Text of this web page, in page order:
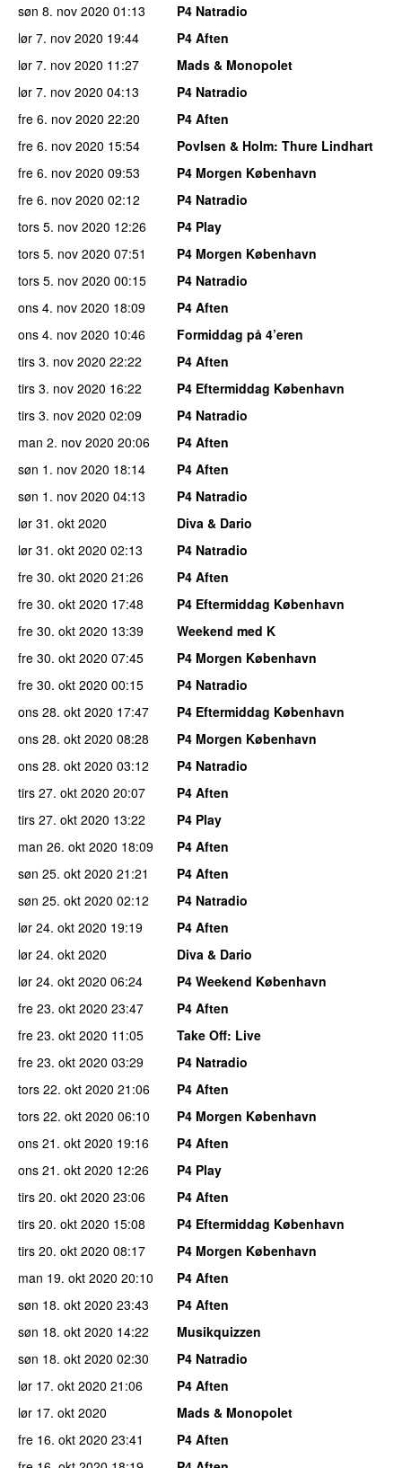
søn 8. nov 2020 01:13
P4 Natradio
lør 7. nov 2020 19:44
P4 Aften
lør 7. nov 2020 11:27
Mads & Monopolet
lør 7. nov 2020 04:13
P4 Natradio
fre 6. nov 2020 22:20
P4 Aften
fre 6. nov 2020 15:54 Povlsen & Holm: Thure Lindhart
fre 6. nov 2020 09:53
P4 Morgen København
fre 6. nov 2020 02:12
P4 Natradio
tors 5. nov 2020 12:26
P4 Play
tors 5. nov 2020 07:51
P4 Morgen København
tors 5. nov 2020 00:15
P4 Natradio
ons 4. nov 2020 18:09
P4 Aften
ons 4. nov 2020 10:46
Formiddag på 4’eren
tirs 3. nov 2020 22:22
P4 Aften
tirs 3. nov 2020 16:22
P4 Eftermiddag København
tirs 3. nov 2020 02:09
P4 Natradio
man 2. nov 2020 20:06
P4 Aften
søn 1. nov 2020 18:14
P4 Aften
søn 1. nov 2020 04:13
P4 Natradio
lør 31. okt 2020
Diva & Dario
lør 31. okt 2020 02:13
P4 Natradio
fre 30. okt 2020 21:26
P4 Aften
fre 30. okt 2020 17:48
P4 Eftermiddag København
fre 30. okt 2020 13:39
Weekend med K
fre 30. okt 2020 07:45
P4 Morgen København
fre 30. okt 2020 00:15
P4 Natradio
ons 28. okt 2020 17:47
P4 Eftermiddag København
ons 28. okt 2020 08:28
P4 Morgen København
ons 28. okt 2020 03:12
P4 Natradio
tirs 27. okt 2020 20:07
P4 Aften
tirs 27. okt 2020 13:22
P4 Play
man 26. okt 2020 18:09
P4 Aften
søn 25. okt 2020 21:21
P4 Aften
søn 25. okt 2020 02:12
P4 Natradio
lør 24. okt 2020 19:19
P4 Aften
lør 24. okt 2020
Diva & Dario
lør 24. okt 2020 06:24
P4 Weekend København
fre 23. okt 2020 23:47
P4 Aften
fre 23. okt 2020 11:05 Take Off: Live
fre 23. okt 2020 03:29
P4 Natradio
tors 22. okt 2020 21:06
P4 Aften
tors 22. okt 2020 06:10
P4 Morgen København
ons 21. okt 2020 19:16
P4 Aften
ons 21. okt 2020 12:26
P4 Play
tirs 20. okt 2020 23:06
P4 Aften
tirs 20. okt 2020 15:08
P4 Eftermiddag København
tirs 20. okt 2020 08:17
P4 Morgen København
man 19. okt 2020 20:10
P4 Aften
søn 18. okt 2020 23:43
P4 Aften
søn 18. okt 2020 14:22
Musikquizzen
søn 18. okt 2020 02:30
P4 Natradio
lør 17. okt 2020 21:06
P4 Aften
lør 17. okt 2020
Mads & Monopolet
fre 16. okt 2020 23:41
P4 Aften